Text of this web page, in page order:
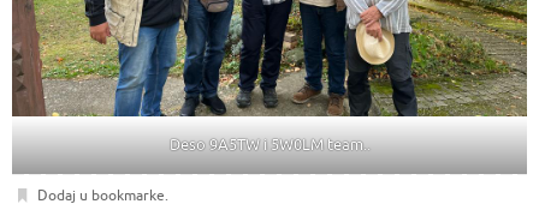
Deso 9A5TW i 5W0LM team..
Dodaj u bookmarke.